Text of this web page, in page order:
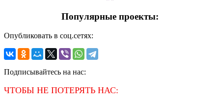
Популярные проекты:
Опубликовать в соц.сетях:
Подписывайтесь на нас:
ЧТОБЫ НЕ ПОТЕРЯТЬ НАС: